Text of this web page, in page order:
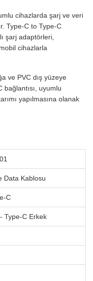
cihazlarda şarj ve veri
Type-C to Type-C
şarj adaptörleri,
cihazlarla
ve PVC dış yüzeye
uyumlu
yapılmasına olanak
Data Kablosu
C
Type-C Erkek